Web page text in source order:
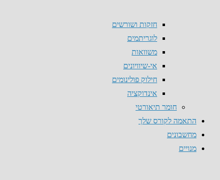
חזקות ושורשים
לוגריתמים
משוואות
אי-שיוויונים
חילוק פולינומים
אינדוקציה
חומר תיאורטי
התאמה לקורס שלך
מחשבונים
מנויים